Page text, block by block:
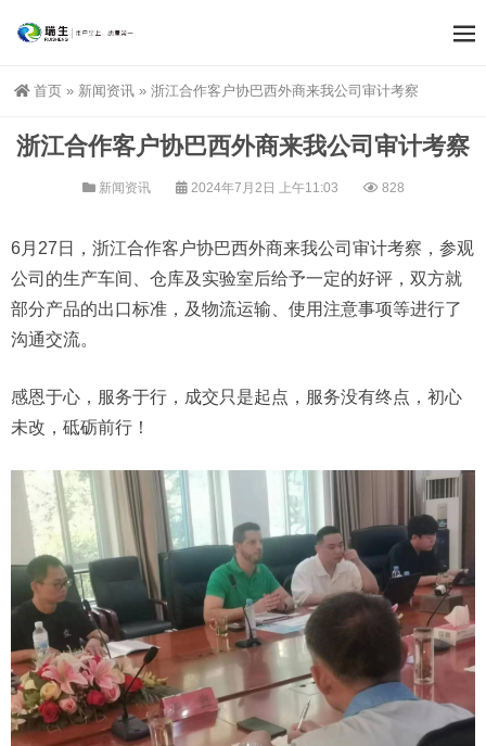
首页 » 新闻资讯 » 浙江合作客户协巴西外商来我公司审计考察
浙江合作客户协巴西外商来我公司审计考察
新闻资讯 2024年7月2日 上午11:03 828
6月27日，浙江合作客户协巴西外商来我公司审计考察，参观
公司的生产车间、仓库及实验室后给予一定的好评，双方就
部分产品的出口标准，及物流运输、使用注意事项等进行了
沟通交流。
感恩于心，服务于行，成交只是起点，服务没有终点，初心
未改，砥砺前行！